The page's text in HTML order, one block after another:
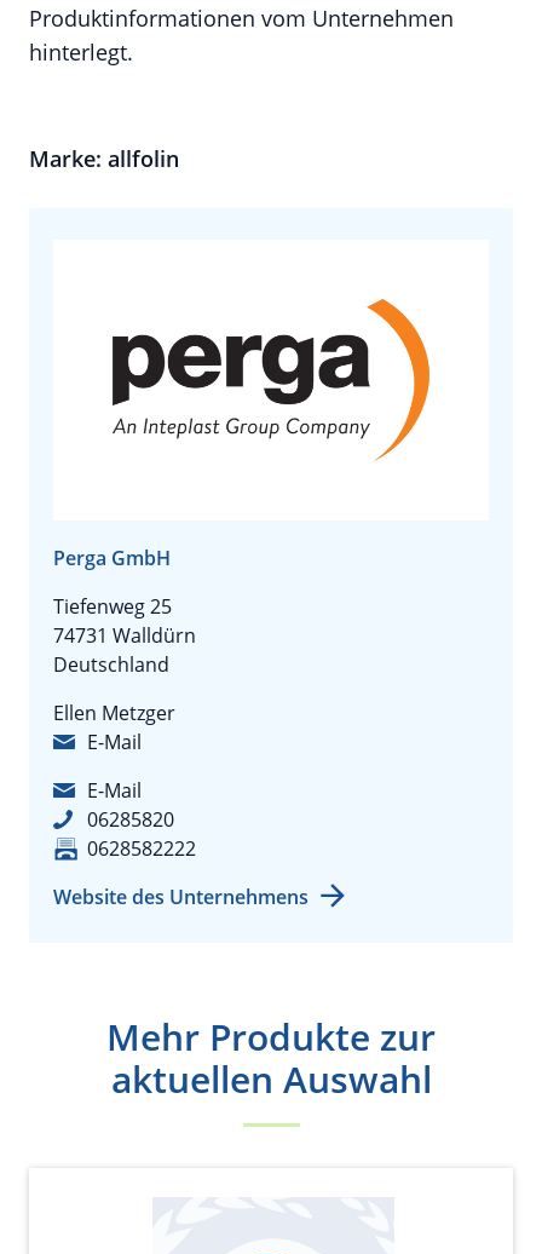
Produktinformationen vom Unternehmen
hinterlegt.
Marke: allfolin
Perga GmbH
Tiefenweg 25
74731 Walldürn
Deutschland
Ellen Metzger
E-Mail
E-Mail
06285820
0628582222
Website des Unternehmens
Mehr Produkte zur
aktuellen Auswahl